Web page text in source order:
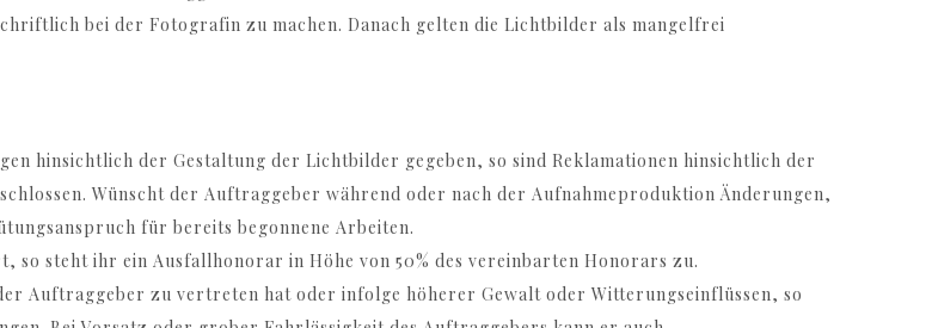
bei der Fotografin zu machen. Danach gelten die Lichtbilder als mangelfrei
hinsichtlich der Gestaltung der Lichtbilder gegeben, so sind Reklamationen hinsichtlich der
Wünscht der Auftraggeber während oder nach der Aufnahmeproduktion Änderungen,
für bereits begonnene Arbeiten.
steht ihr ein Ausfallhonorar in Höhe von 50% des vereinbarten Honorars zu.
Auftraggeber zu vertreten hat oder infolge höherer Gewalt oder Witterungseinflüssen, so